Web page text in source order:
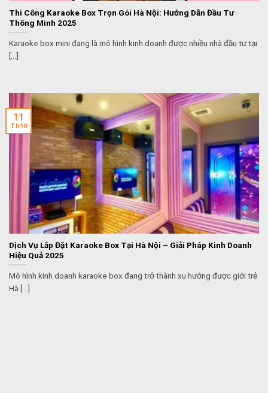
Thi Công Karaoke Box Trọn Gói Hà Nội: Hướng Dẫn Đầu Tư
Thông Minh 2025
Karaoke box mini đang là mô hình kinh doanh được nhiều nhà đầu tư tại
[...]
Dịch Vụ Lắp Đặt Karaoke Box Tại Hà Nội – Giải Pháp Kinh Doanh
Hiệu Quả 2025
Mô hình kinh doanh karaoke box đang trở thành xu hướng được giới trẻ
Hà [...]
11
Th10